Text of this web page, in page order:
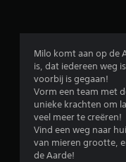
Milo komt aan op de
is, dat iedereen weg
voorbij is gegaan!
Vorm een team met
unieke krachten om
veel meer te creëren!
Vind een weg naar
van mieren grootte,
de Aarde!